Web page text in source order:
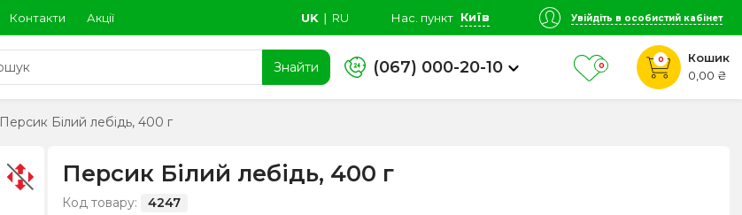
Контакти Акції UK ∣ RU Нас. пункт Київ Увійдіть в особистий кабінет
Знайти (067) 000-20-10 0
0
Кошик
0,00 ₴
Персик Білий лебідь, 400 г
Персик Білий лебідь, 400 г
Код товару: 4247